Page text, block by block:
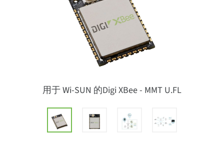
用于 Wi-SUN 的Digi XBee - MMT U.FL